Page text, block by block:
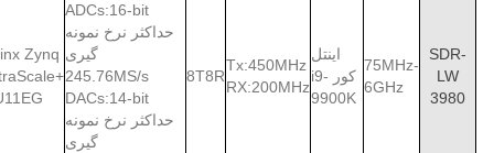
SDR-
LW
3980
75MHz-
6GHz
اینتل
کور i9-
9900K
Tx:450MHz
RX:200MHz
8T8R
ADCs:16-bit
حداکثر نرخ نمونه
گیری
245.76MS/s
DACs:14-bit
حداکثر نرخ نمونه
گیری
Zynq